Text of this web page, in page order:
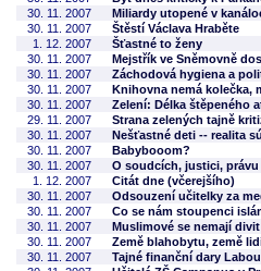
30. 11. 2007
Miliardy utopené v
30. 11. 2007
Štěstí Václava Hraběte
1. 12. 2007
Šťastné to ženy
30. 11. 2007
Mejstřík ve Sněmovně
30. 11. 2007
Záchodová hygiena a
30. 11. 2007
Knihovna nemá kolečka,
30. 11. 2007
Zelení: Délka štěpeného
29. 11. 2007
Strana zelených tajně
30. 11. 2007
Nešťastné deti -- realita
30. 11. 2007
Babybooom?
30. 11. 2007
O soudcích, justici,
1. 12. 2007
Citát dne (včerejšího)
30. 11. 2007
Odsouzení učitelky za
30. 11. 2007
Co se nám stoupenci
30. 11. 2007
Muslimové se nemají
30. 11. 2007
Země blahobytu, země
30. 11. 2007
Tajné finanční dary